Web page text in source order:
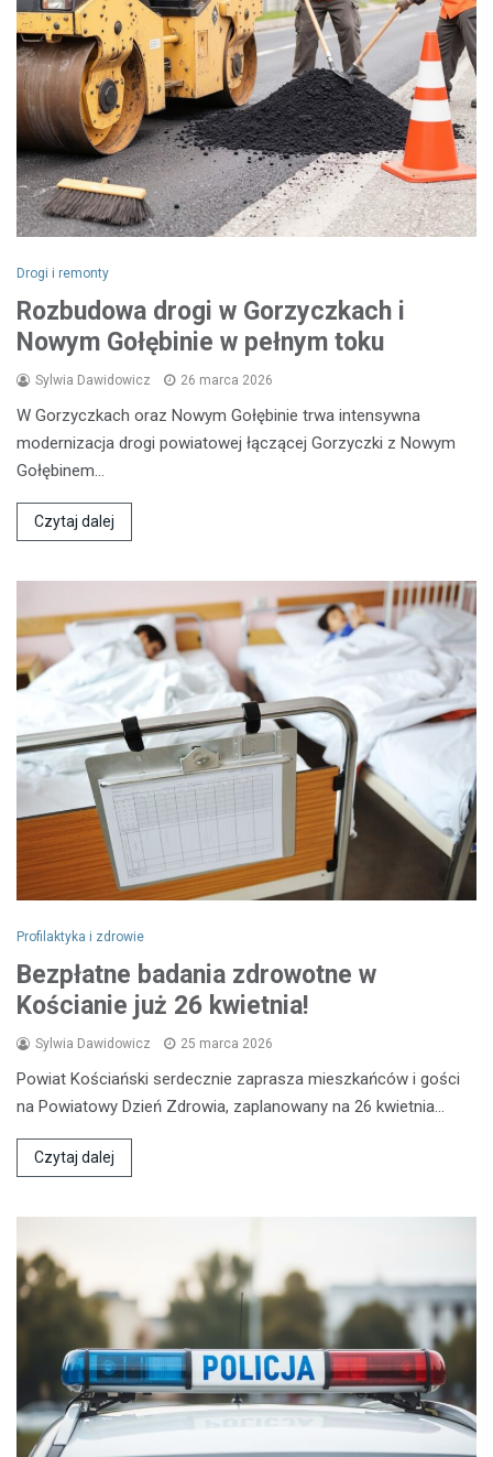
Drogi i remonty
Rozbudowa drogi w Gorzyczkach i
Nowym Gołębinie w pełnym toku
Sylwia Dawidowicz 26 marca 2026
W Gorzyczkach oraz Nowym Gołębinie trwa intensywna
modernizacja drogi powiatowej łączącej Gorzyczki z Nowym
Gołębinem…
Czytaj dalej
Profilaktyka i zdrowie
Bezpłatne badania zdrowotne w
Kościanie już 26 kwietnia!
Sylwia Dawidowicz 25 marca 2026
Powiat Kościański serdecznie zaprasza mieszkańców i gości
na Powiatowy Dzień Zdrowia, zaplanowany na 26 kwietnia…
Czytaj dalej